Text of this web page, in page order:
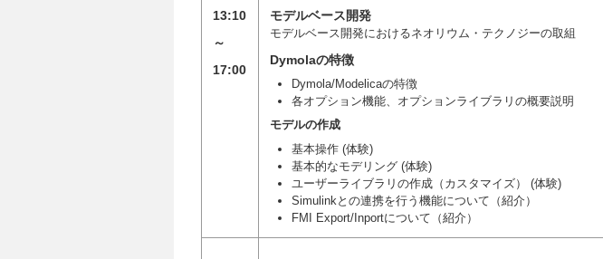
13:10
～
17:00
モデルベース開発
モデルベース開発におけるネオリウム・テクノジーの取組
Dymolaの特徴
Dymola/Modelicaの特徴
各オプション機能、オプションライブラリの概要説明
モデルの作成
基本操作 (体験)
基本的なモデリング (体験)
ユーザーライブラリの作成（カスタマイズ） (体験)
Simulinkとの連携を行う機能について（紹介）
FMI Export/Inportについて（紹介）